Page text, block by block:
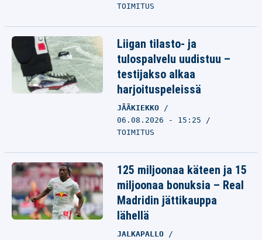
TOIMITUS
Liigan tilasto- ja
tulospalvelu uudistuu –
testijakso alkaa
harjoituspeleissä
JÄÄKIEKKO
06.08.2026 - 15:25
TOIMITUS
125 miljoonaa käteen ja 15
miljoonaa bonuksia – Real
Madridin jättikauppa
lähellä
JALKAPALLO